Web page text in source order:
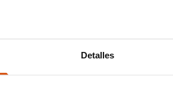
Detalles